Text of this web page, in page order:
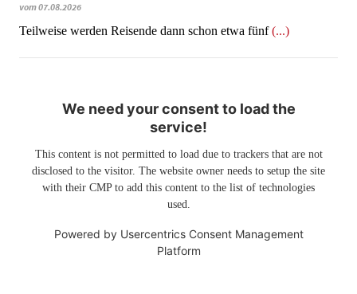
vom 07.08.2026
Teilweise werden Reisende dann schon etwa fünf(...)
We need your consent to load the
service!
This content is not permitted to load due to trackers that are not
disclosed to the visitor. The website owner needs to setup the site
with their CMP to add this content to the list of technologies
used.
Powered by Usercentrics Consent Management
Platform